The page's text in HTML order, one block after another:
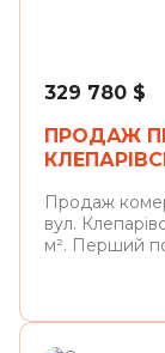
329 780 $
ПРОДАЖ
Продаж
вул.
м². Перший